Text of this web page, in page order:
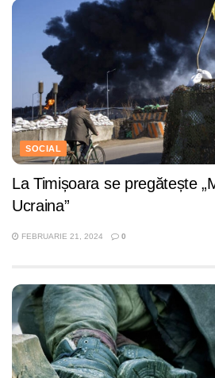
SOCIAL
La Timișoara se pregătește
Ucraina”
FEBRUARIE 21, 2024 0